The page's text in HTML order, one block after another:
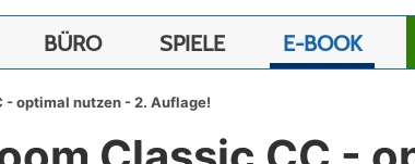
BÜRO SPIELE E-BOOK
- optimal nutzen - 2. Auflage!